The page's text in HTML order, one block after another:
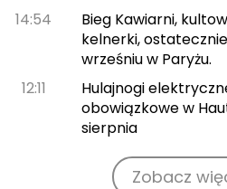
14:54
Bieg Kawiarni,
kelnerki,
wrześniu w Paryżu.
12:11
Hulajnogi
obowiązkowe w
sierpnia
Zobacz